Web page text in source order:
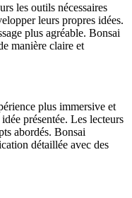
les outils nécessaires
leurs propres idées.
plus agréable. Bonsai
manière claire et
plus immersive et
présentée. Les lecteurs
abordés. Bonsai
détaillée avec des